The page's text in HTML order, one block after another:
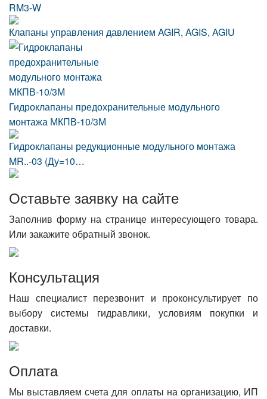
RM3-W
Клапаны управления давлением AGIR, AGIS, AGIU
Гидроклапаны предохранительные модульного
монтажа МКПВ-10/3М
Гидроклапаны редукционные модульного монтажа
MR..-03 (Ду=10…
Оставьте заявку на сайте
Заполнив форму на странице интересующего товара.
Или закажите обратный звонок.
Консультация
Наш специалист перезвонит и проконсультирует по
выбору системы гидравлики, условиям покупки и
доставки.
Оплата
Мы выставляем счета для оплаты на организацию, ИП